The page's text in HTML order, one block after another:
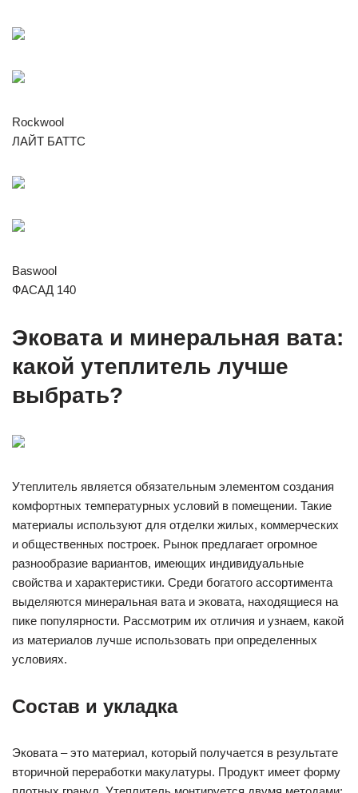
Rockwool
ЛАЙТ БАТТС
Baswool
ФАСАД 140
Эковата и минеральная вата:
какой утеплитель лучше
выбрать?
Утеплитель является обязательным элементом создания
комфортных температурных условий в помещении. Такие
материалы используют для отделки жилых, коммерческих
и общественных построек. Рынок предлагает огромное
разнообразие вариантов, имеющих индивидуальные
свойства и характеристики. Среди богатого ассортимента
выделяются минеральная вата и эковата, находящиеся на
пике популярности. Рассмотрим их отличия и узнаем, какой
из материалов лучше использовать при определенных
условиях.
Состав и укладка
Эковата – это материал, который получается в результате
вторичной переработки макулатуры. Продукт имеет форму